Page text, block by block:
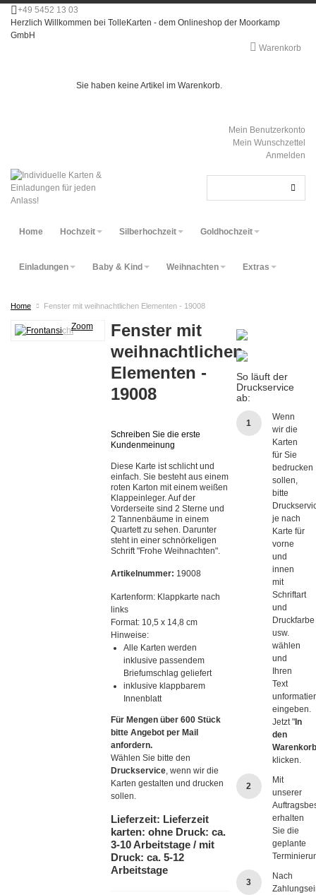
+49 5452 13 03
Herzlich Willkommen bei TolleKarten - dem Onlineshop der Moorkamp
GmbH
Warenkorb
Sie haben keine Artikel im Warenkorb.
Mein Benutzerkonto
Mein Wunschzettel
Anmelden
Home Hochzeit Silberhochzeit Goldhochzeit
Einladungen Baby & Kind Weihnachten Extras
Home Fenster mit weihnachtlichen Elementen - 19008
Zoom
Fenster mit
weihnachtlichen
Elementen -
19008
Schreiben Sie die erste
Kundenmeinung
Diese Karte ist schlicht und
einfach. Sie besteht aus einem
roten Karton mit einem weißen
Klappeinleger. Auf der
Vorderseite sind 2 Sterne und
2 Tannenbäume in einem
Quartett zu sehen. Darunter
steht in einer schnörkeligen
Schrift "Frohe Weihnachten".
Artikelnummer: 19008
Kartenform: Klappkarte nach
links
Format: 10,5 x 14,8 cm
Hinweise:
Alle Karten werden
inklusive passendem
Briefumschlag geliefert
inklusive klappbarem
Innenblatt
Für Mengen über 600 Stück
bitte Angebot per Mail
anfordern.
Wählen Sie bitte den
Druckservice, wenn wir die
Karten gestalten und drucken
sollen.
Lieferzeit: Lieferzeit
karten: ohne Druck: ca.
3-10 Arbeitstage / mit
Druck: ca. 5-12
Arbeitstage
So läuft der
Druckservice
ab:
1
Wenn
wir die
Karten
für Sie
bedrucken
sollen,
bitte
je nach
Karte für
vorne
und
innen
mit
Schriftart
und
Druckfarbe
usw.
wählen
und
Ihren
Text
eingeben.
Jetzt "In
den
Warenkorb
klicken.
2
Mit
unserer
erhalten
Sie die
geplante
3
Nach